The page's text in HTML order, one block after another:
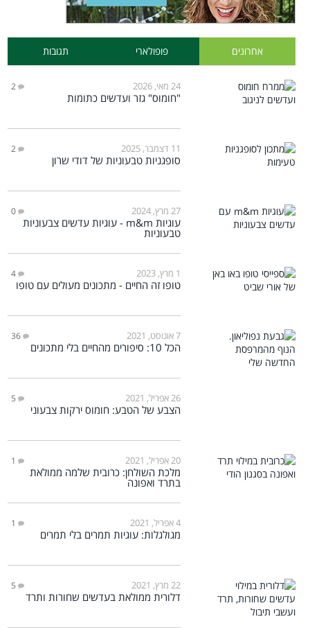
אחרונים פופולארי תגובות
24 מאי, 2026 2
"חומוס" גזר ועדשים כתומות
11 דצמבר, 2025 2
סופגניות טבעוניות של דודי שרון
27 מרץ, 2024 0
עוגיות m&m - עוגיות עדשים צבעוניות
טבעוניות
1 מרץ, 2023 4
טופו זה החיים - מתכונים מעולים עם טופו
7 אוגוסט, 2021 36
הכל 10: סיפורים מהחיים בלי מתכונים
26 אפריל, 2021 5
הצבע של הטבע: חומוס ירקות צבעוני
20 אפריל, 2021 1
מלכת השולחן: כרובית שלמה ממולאת
בתרד ואפונה
4 אפריל, 2021 1
מגולגלות: עוגיות תמרים בלי תמרים
22 מרץ, 2021 5
דלורית ממולאת בעדשים שחורות ותרד